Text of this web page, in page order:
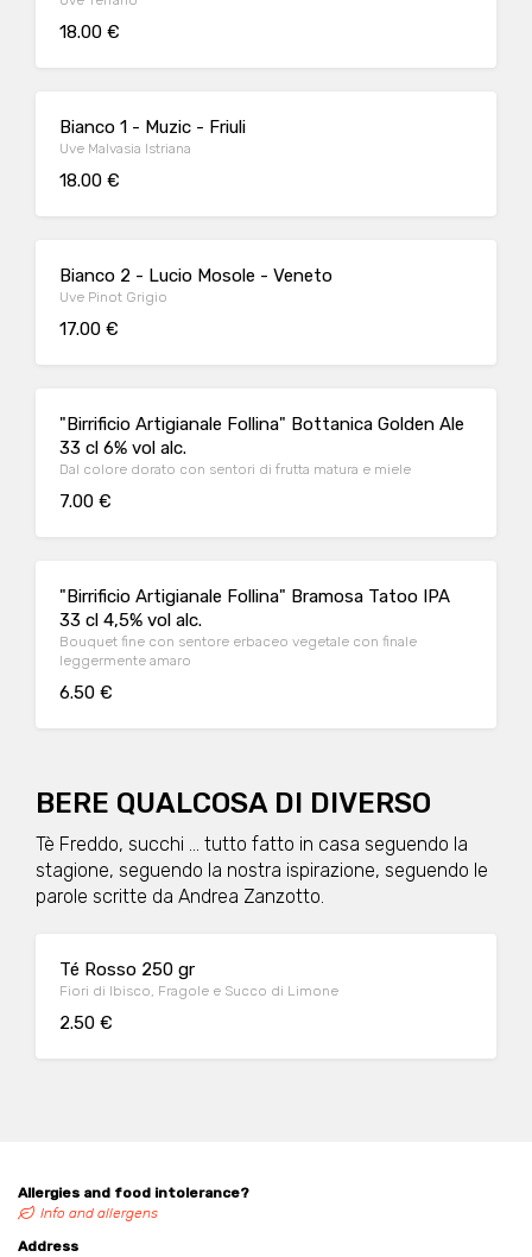
18.00 €
Bianco 1 - Muzic - Friuli
Uve Malvasia Istriana
18.00 €
Bianco 2 - Lucio Mosole - Veneto
Uve Pinot Grigio
17.00 €
"Birrificio Artigianale Follina" Bottanica Golden Ale
33 cl 6% vol alc.
Dal colore dorato con sentori di frutta matura e miele
7.00 €
"Birrificio Artigianale Follina" Bramosa Tatoo IPA
33 cl 4,5% vol alc.
Bouquet fine con sentore erbaceo vegetale con finale
leggermente amaro
6.50 €
BERE QUALCOSA DI DIVERSO
Tè Freddo, succhi ... tutto fatto in casa seguendo la
stagione, seguendo la nostra ispirazione, seguendo le
parole scritte da Andrea Zanzotto.
Té Rosso 250 gr
Fiori di Ibisco, Fragole e Succo di Limone
2.50 €
Allergies and food intolerance?
Info and allergens
Address